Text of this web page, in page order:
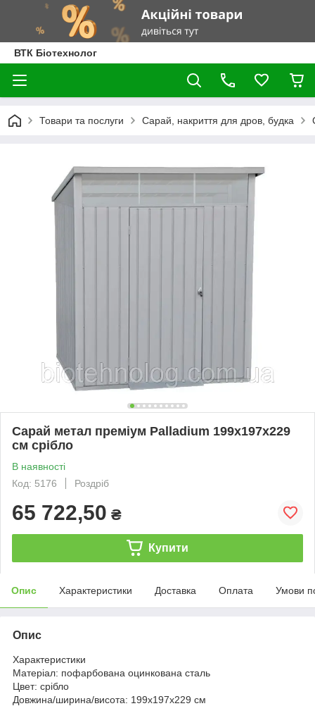
ВТК Біотехнолог
Товари та послуги Сарай, накриття для дров, будка
Сарай метал преміум Palladium 199x197x229
см срібло
В наявності
Код: 5176
Роздріб
65 722,50 ₴
Купити
Опис Характеристики Доставка Оплата Умови
Опис
Характеристики
Матеріал: пофарбована оцинкована сталь
Цвет: срібло
Довжина/ширина/висота: 199x197x229 cм